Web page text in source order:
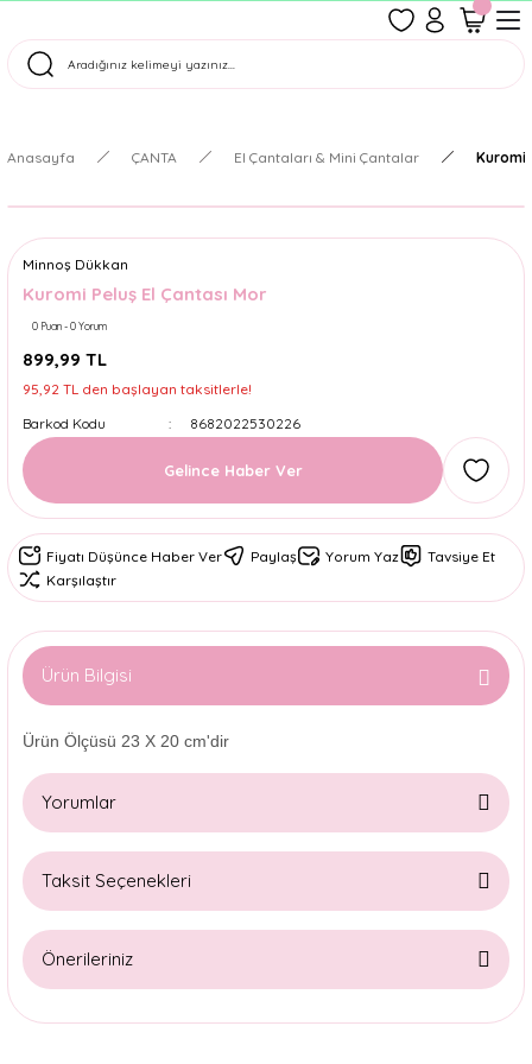
Tüm Siparişler Aynı Gün Kargoda!
Anasayfa ÇANTA El Çantaları & Mini Çantalar Kuromi
Minnoş Dükkan
Kuromi Peluş El Çantası Mor
0 Puan - 0 Yorum
899,99 TL
95,92 TL den başlayan taksitlerle!
Barkod Kodu
8682022530226
Gelince Haber Ver
Fiyatı Düşünce Haber Ver Paylaş Yorum Yaz
Tavsiye Et
Karşılaştır
Ürün Bilgisi
Ürün Ölçüsü 23 X 20 cm'dir
Yorumlar
Taksit Seçenekleri
Önerileriniz
Bu ürünün fiyat bilgisi, resim, ürün açıklamalarında ve diğer